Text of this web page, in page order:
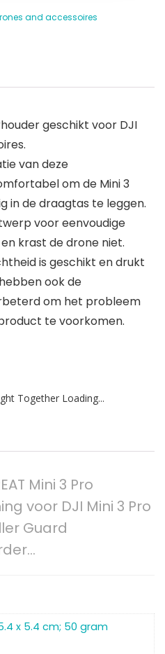
and accessoires
geschikt voor DJI
van deze
om de Mini 3
in de draagtas te leggen.
voor eenvoudige
krast de drone niet.
is geschikt en drukt
ook de
om het probleem
te voorkomen.
Together Loading...
Mini 3 Pro
voor DJI Mini 3 Pro
Guard
x 5.4 cm; 50 gram